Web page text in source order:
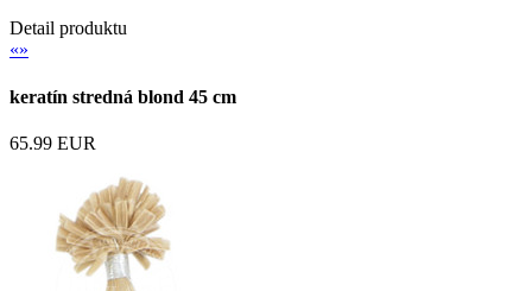
Detail produktu
«»
keratín stredná blond 45 cm
65.99 EUR